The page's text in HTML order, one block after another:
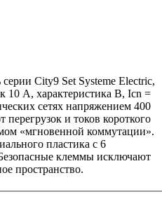
City9 Set Systeme Electric,
А, характеристика B, Icn =
сетях напряжением 400
и токов короткого
«мгновенной коммутации».
пластика с 6
клеммы исключают
пространство.